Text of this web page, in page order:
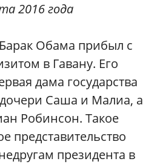
2016 года
Обама прибыл с
в Гавану. Его
дама государства
Саша и Малиа, а
Робинсон. Такое
представительство
президента в